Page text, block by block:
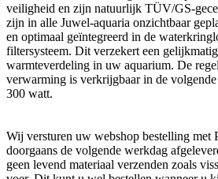
veiligheid en zijn natuurlijk TÜV/GS-
zijn in alle Juwel-aquaria onzichtbaar
en optimaal geïntegreerd in de
filtersysteem. Dit verzekert een
warmteverdeling in uw aquarium. De
verwarming is verkrijgbaar in de
300 watt.
Wij versturen uw webshop bestelling met
doorgaans de volgende werkdag
geen levend materiaal verzenden zoals